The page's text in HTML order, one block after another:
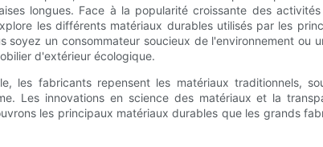
longues. Face à la popularité croissante des
les différents matériaux durables utilisés par les
soyez un consommateur soucieux de l'environnement
d'extérieur écologique.
les fabricants repensent les matériaux traditionnels,
Les innovations en science des matériaux et la
les principaux matériaux durables que les grands